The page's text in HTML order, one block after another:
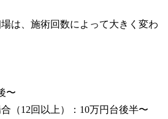
は、施術回数によって大きく変わ
〜
（12回以上）：10万円台後半〜